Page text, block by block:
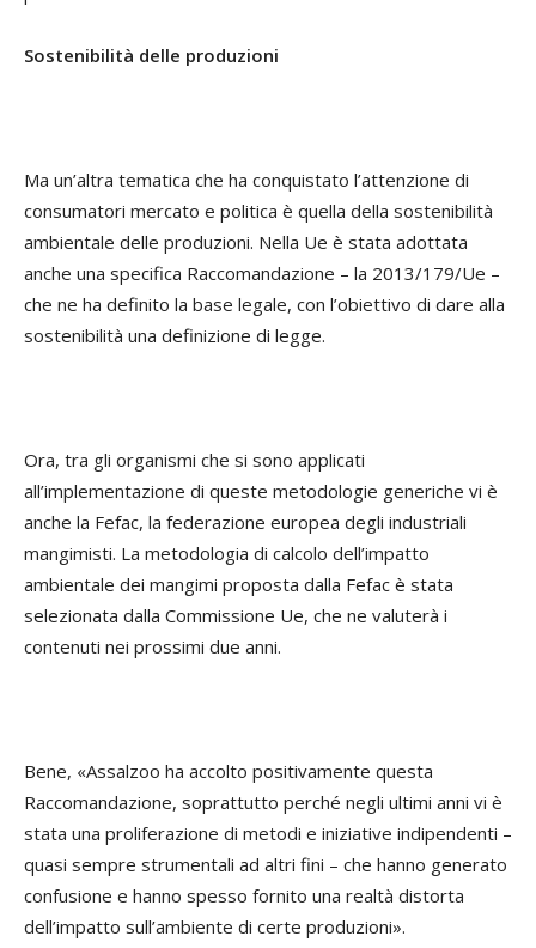
Sostenibilità delle produzioni
Ma un’altra tematica che ha conquistato l’attenzione di
consumatori mercato e politica è quella della sostenibilità
ambientale delle produzioni. Nella Ue è stata adottata
anche una specifica Raccomandazione – la 2013/179/Ue –
che ne ha definito la base legale, con l’obiettivo di dare alla
sostenibilità una definizione di legge.
Ora, tra gli organismi che si sono applicati
all’implementazione di queste metodologie generiche vi è
anche la Fefac, la federazione europea degli industriali
mangimisti. La metodologia di calcolo dell’impatto
ambientale dei mangimi proposta dalla Fefac è stata
selezionata dalla Commissione Ue, che ne valuterà i
contenuti nei prossimi due anni.
Bene, «Assalzoo ha accolto positivamente questa
Raccomandazione, soprattutto perché negli ultimi anni vi è
stata una proliferazione di metodi e iniziative indipendenti –
quasi sempre strumentali ad altri fini – che hanno generato
confusione e hanno spesso fornito una realtà distorta
dell’impatto sull’ambiente di certe produzioni».